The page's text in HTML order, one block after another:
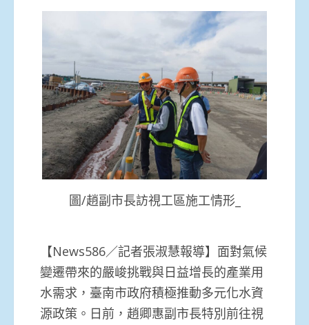
圖/趙副市長訪視工區施工情形_
【News586／記者張淑慧報導】面對氣候
變遷帶來的嚴峻挑戰與日益增長的產業用
水需求，臺南市政府積極推動多元化水資
源政策。日前，趙卿惠副市長特別前往視